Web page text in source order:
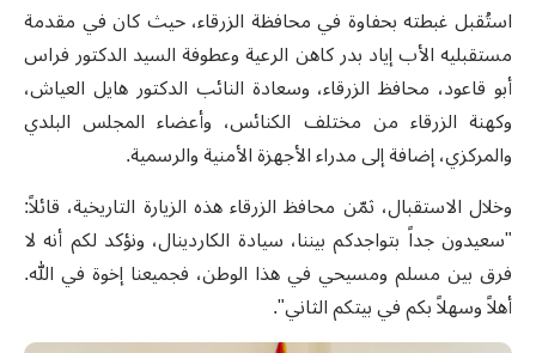
استُقبل غبطته بحفاوة في محافظة الزرقاء، حيث كان في مقدمة
مستقبليه الأب إياد بدر كاهن الرعية وعطوفة السيد الدكتور فراس
أبو قاعود، محافظ الزرقاء، وسعادة النائب الدكتور هايل العياش،
وكهنة الزرقاء من مختلف الكنائس، وأعضاء المجلس البلدي
والمركزي، إضافة إلى مدراء الأجهزة الأمنية والرسمية.
وخلال الاستقبال، ثمّن محافظ الزرقاء هذه الزيارة التاريخية، قائلاً:
"سعيدون جداً بتواجدكم بيننا، سيادة الكاردينال، ونؤكد لكم أنه لا
فرق بين مسلم ومسيحي في هذا الوطن، فجميعنا إخوة في الله.
أهلاً وسهلاً بكم في بيتكم الثاني".